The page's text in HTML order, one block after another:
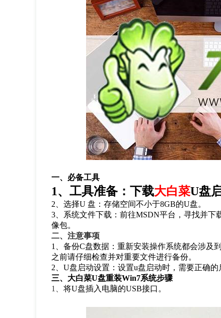
一、必备工具
1、工具准备：下载大白菜U盘
2、选择U 盘：存储空间不小于8GB的U盘。
3、系统文件下载：前往MSDN平台，寻找并下
像包。
二、注意事项
1、备份C盘数据：重新安装操作系统都会涉及
之前请仔细检查并对重要文件进行备份。
2、U盘启动设置：设置u盘启动时，需要正确
三、大白菜U盘重装Win7系统步骤
1、将U盘插入电脑的USB接口。